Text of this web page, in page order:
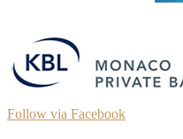
Follow via Facebook